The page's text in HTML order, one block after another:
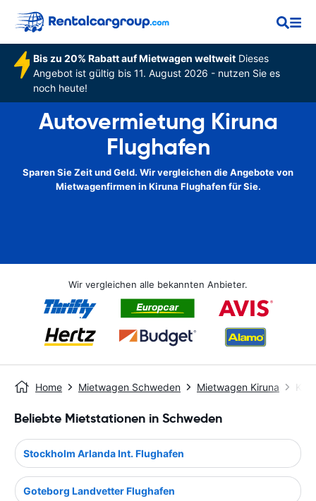
Bis zu 20% Rabatt auf Mietwagen weltweitDieses
Angebot ist gültig bis 11. August 2026 - nutzen Sie es
noch heute!
Autovermietung Kiruna
Flughafen
Sparen Sie Zeit und Geld. Wir vergleichen die Angebote von
Mietwagenfirmen in Kiruna Flughafen für Sie.
Wir vergleichen alle bekannten Anbieter.
Home Mietwagen Schweden Mietwagen Kiruna
Beliebte Mietstationen in Schweden
Stockholm Arlanda Int. Flughafen
Goteborg Landvetter Flughafen